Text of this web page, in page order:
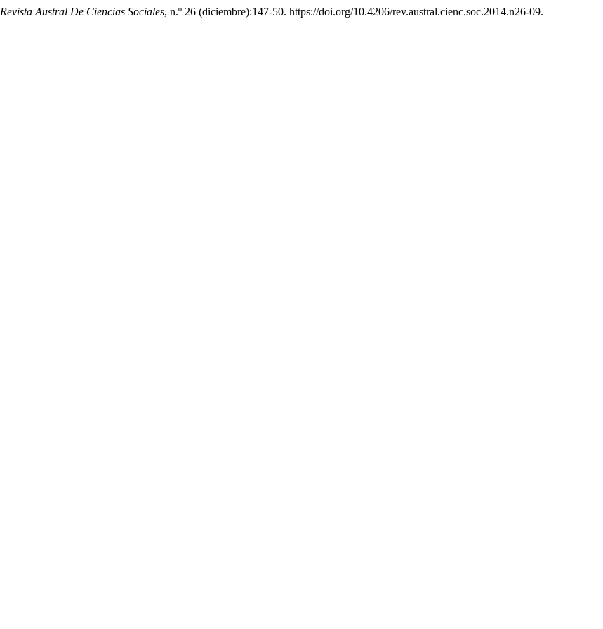
Revista Austral De Ciencias Sociales, n.º 26 (diciembre):147-50. https://doi.org/10.4206/rev.austral.cienc.soc.2014.n26-09.